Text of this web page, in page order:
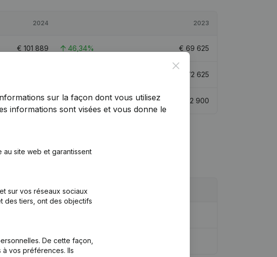
2024 2023
€ 101 889 46,34% € 69 625
72 625
€157 077 39,13% 112 900
etc...)(NL)
Close
sur la façon dont vous utilisez
informations sont visées et vous donne le
site web et garantissent
sur vos réseaux sociaux
des tiers, ont des objectifs
De cette façon,
vos préférences. Ils